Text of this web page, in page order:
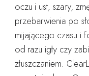
oczu i ust, szary,
przebarwienia po
mijającego czasu i
od razu igły czy
złuszczaniem.